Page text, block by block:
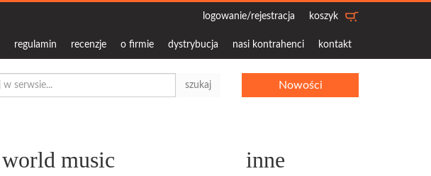
koszyk
logowanie/rejestracja
regulamin recenzje o firmie dystrybucja nasi kontrahenci kontakt
szukaj Nowości
world music inne